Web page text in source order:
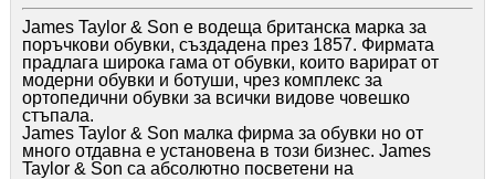
James Taylor & Son е водеща британска марка за
поръчкови обувки, създадена през 1857. Фирмата
прадлага широка гама от обувки, които варират от
модерни обувки и ботуши, чрез комплекс за
ортопедични обувки за всички видове човешко
стъпала.
James Taylor & Son малка фирма за обувки но от
много отдавна е установена в този бизнес. James
Taylor & Son са абсолютно посветени на